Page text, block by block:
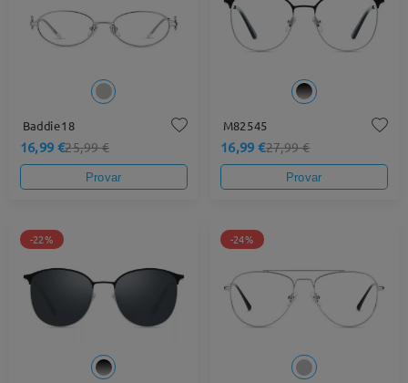
Baddie18
16,99 €25,99 €
Provar
M82545
16,99 €27,99 €
Provar
-22% -24%